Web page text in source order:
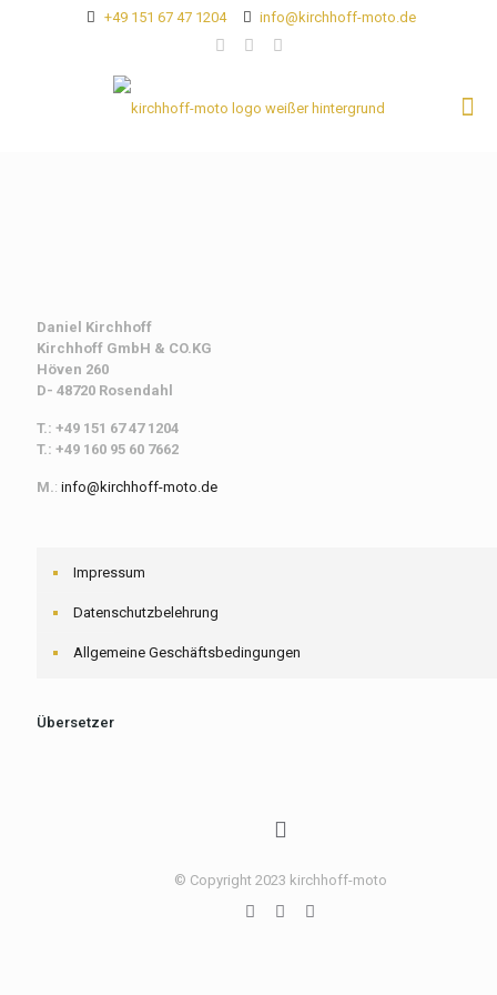
+49 151 67 47 1204 info@kirchhoff-moto.de
Daniel Kirchhoff
Kirchhoff GmbH & CO.KG
Höven 260
D- 48720 Rosendahl
T.: +49 151 67 47 1204
T.: +49 160 95 60 7662
M.: info@kirchhoff-moto.de
Impressum
Datenschutzbelehrung
Allgemeine Geschäftsbedingungen
Übersetzer
© Copyright 2023 kirchhoff-moto